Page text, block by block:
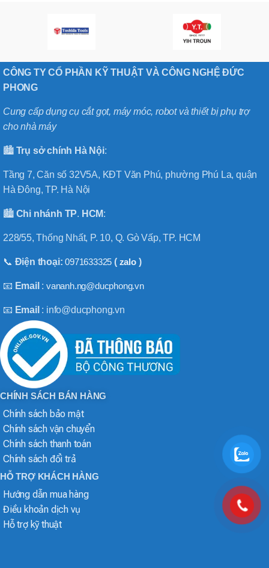
CÔNG TY CỔ PHẦN KỸ THUẬT VÀ CÔNG NGHỆ ĐỨC
PHONG
Cung cấp dụng cụ cắt gọt, máy móc, robot và thiết bị phụ trợ
cho nhà máy
🏙️ Trụ sở chính Hà Nội:
Tầng 7, Căn số 32V5A, KĐT Văn Phú, phường Phú La, quận
Hà Đông, TP. Hà Nội
🏙️ Chi nhánh TP. HCM:
228/55, Thống Nhất, P. 10, Q. Gò Vấp, TP. HCM
📞 Điện thoại:0971633325 ( zalo)
📧 Email :vananh.ng@ducphong.vn
📧 Email : info@ducphong.vn
CHÍNH SÁCH BÁN HÀNG
Chính sách bảo mật
Chính sách vận chuyển
Chính sách thanh toán
Chính sách đổi trả
HỖ TRỢ KHÁCH HÀNG
Hướng dẫn mua hàng
Điều khoản dịch vụ
Hỗ trợ kỹ thuật